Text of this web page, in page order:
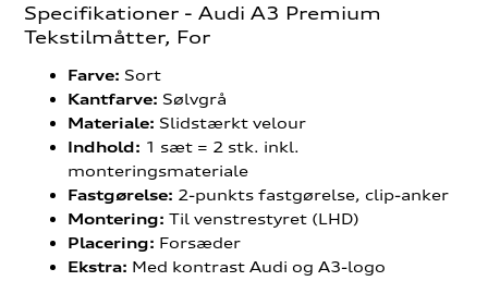
Specifikationer - Audi A3 Premium
Tekstilmåtter, For
Farve: Sort
Kantfarve: Sølvgrå
Materiale: Slidstærkt velour
Indhold: 1 sæt = 2 stk. inkl.
monteringsmateriale
Fastgørelse: 2-punkts fastgørelse, clip-anker
Montering: Til venstrestyret (LHD)
Placering: Forsæder
Ekstra: Med kontrast Audi og A3-logo